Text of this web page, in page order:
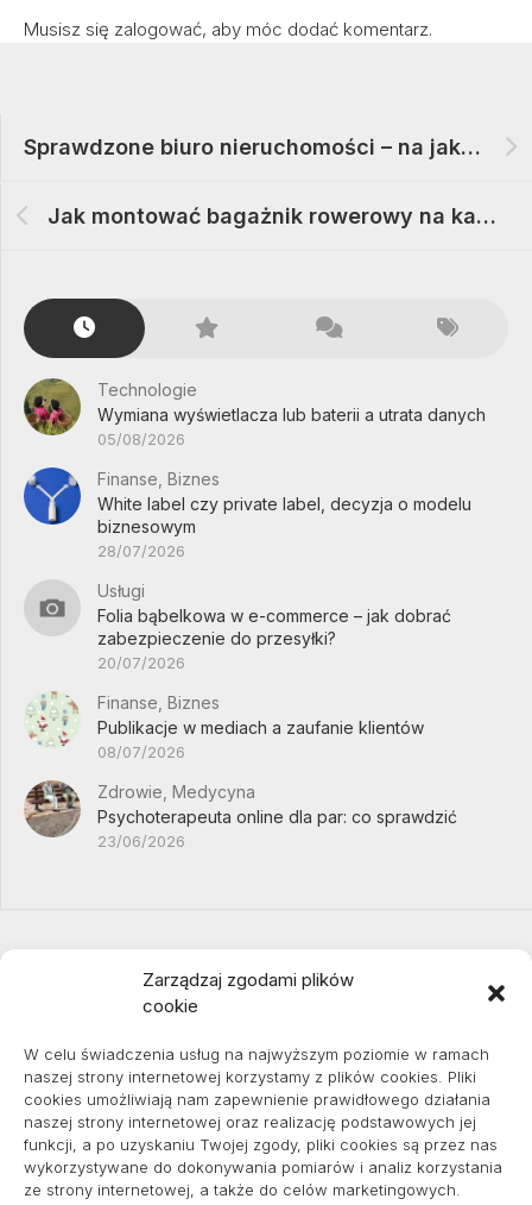
Zarządzaj zgodami plików
cookie
W celu świadczenia usług na najwyższym poziomie w ramach
naszej strony internetowej korzystamy z plików cookies. Pliki
cookies umożliwiają nam zapewnienie prawidłowego działania
naszej strony internetowej oraz realizację podstawowych jej
funkcji, a po uzyskaniu Twojej zgody, pliki cookies są przez nas
wykorzystywane do dokonywania pomiarów i analiz korzystania
ze strony internetowej, a także do celów marketingowych.
Musisz się zalogować, aby móc dodać komentarz.
Sprawdzone biuro nieruchomości – na jakie rzeczy zwracać uwagę przy wyborze
Jak montować bagażnik rowerowy na kamper szybko i bez przykrych niespodzianek
Technologie
Wymiana wyświetlacza lub baterii a utrata danych
05/08/2026
Finanse, Biznes
White label czy private label, decyzja o modelu
biznesowym
28/07/2026
Usługi
Folia bąbelkowa w e-commerce – jak dobrać
zabezpieczenie do przesyłki?
20/07/2026
Finanse, Biznes
Publikacje w mediach a zaufanie klientów
08/07/2026
Zdrowie, Medycyna
Psychoterapeuta online dla par: co sprawdzić
23/06/2026
pozycjonowanie lokalne